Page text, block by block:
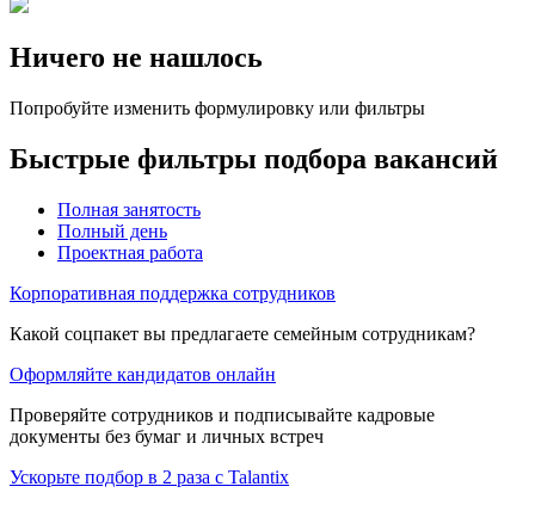
Ничего не нашлось
Попробуйте изменить формулировку или фильтры
Быстрые фильтры подбора вакансий
Полная занятость
Полный день
Проектная работа
Корпоративная поддержка сотрудников
Какой соцпакет вы предлагаете семейным сотрудникам?
Оформляйте кандидатов онлайн
Проверяйте сотрудников и подписывайте кадровые
документы без бумаг и личных встреч
Ускорьте подбор в 2 раза с Talantix